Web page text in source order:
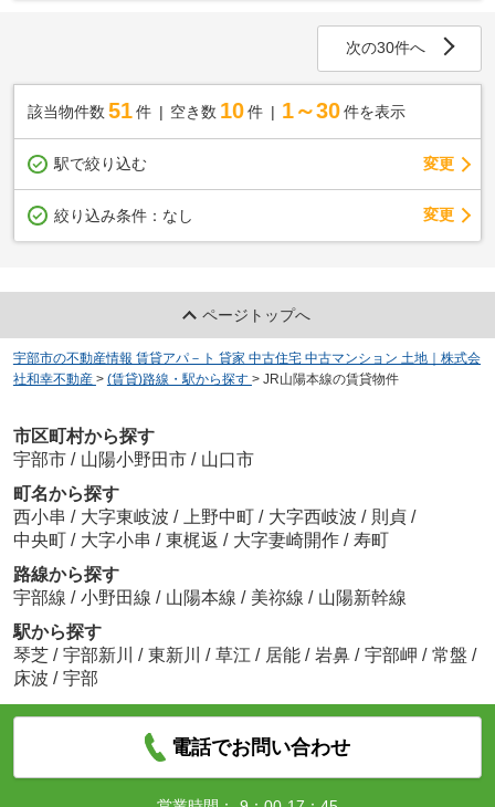
次の30件へ
該当物件数 51件 空き数 10 件 1～30 件を表示
駅で絞り込む 変更
絞り込み条件： なし 変更
ページトップへ
宇部市の不動産情報 賃貸アパ－ト 貸家 中古住宅 中古マンション 土地｜株式会
社和幸不動産 > (賃貸)路線・駅から探す > JR山陽本線の賃貸物件
市区町村から探す
宇部市 / 山陽小野田市 / 山口市
町名から探す
西小串 / 大字東岐波 / 上野中町 / 大字西岐波 / 則貞 /
中央町 / 大字小串 / 東梶返 / 大字妻崎開作 / 寿町
路線から探す
宇部線 / 小野田線 / 山陽本線 / 美祢線 / 山陽新幹線
駅から探す
琴芝 / 宇部新川 / 東新川 / 草江 / 居能 / 岩鼻 / 宇部岬 / 常盤 /
床波 / 宇部
電話でお問い合わせ